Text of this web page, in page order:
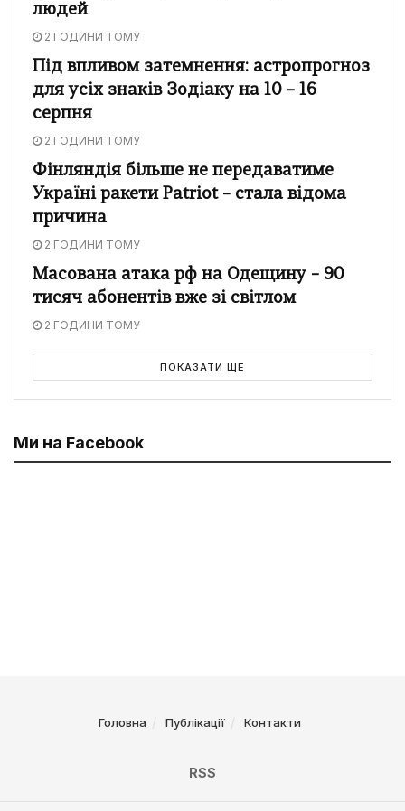
людей
2 ГОДИНИ ТОМУ
Під впливом затемнення: астропрогноз
для усіх знаків Зодіаку на 10 – 16
серпня
2 ГОДИНИ ТОМУ
Фінляндія більше не передаватиме
Україні ракети Patriot – стала відома
причина
2 ГОДИНИ ТОМУ
Масована атака рф на Одещину – 90
тисяч абонентів вже зі світлом
2 ГОДИНИ ТОМУ
ПОКАЗАТИ ЩЕ
Ми на Facebook
Головна Публікації Контакти
RSS